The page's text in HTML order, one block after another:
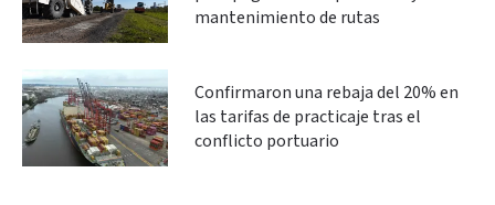
mantenimiento de rutas
Confirmaron una rebaja del 20% en
las tarifas de practicaje tras el
conflicto portuario